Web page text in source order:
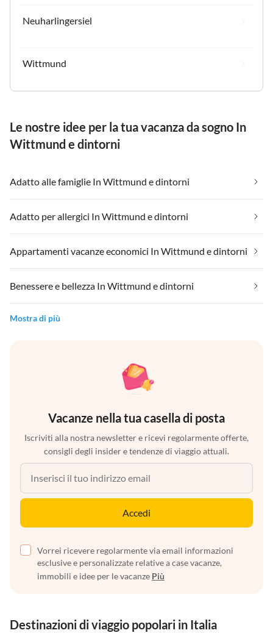
Neuharlingersiel
Wittmund
Le nostre idee per la tua vacanza da sogno In
Wittmund e dintorni
Adatto alle famiglie In Wittmund e dintorni
Adatto per allergici In Wittmund e dintorni
Appartamenti vacanze economici In Wittmund e dintorni
Benessere e bellezza In Wittmund e dintorni
Mostra di più
Vacanze nella tua casella di posta
Iscriviti alla nostra newsletter e ricevi regolarmente offerte,
consigli degli insider e tendenze di viaggio attuali.
Accedi
Vorrei ricevere regolarmente via email informazioni
esclusive e personalizzate relative a case vacanze,
immobili e idee per le vacanze Più
Destinazioni di viaggio popolari in Italia